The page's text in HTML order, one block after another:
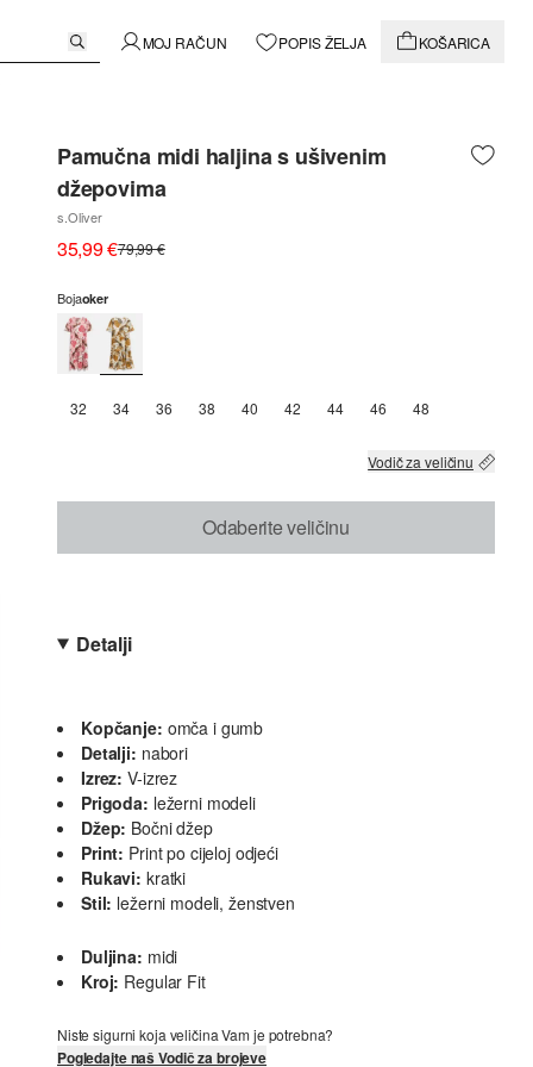
MOJ RAČUN POPIS ŽELJA KOŠARICA
Pamučna midi haljina s ušivenim
džepovima
s.Oliver
35,99 €79,99 €
Bojaoker
32 34 36 38 40 42 44 46 48
Vodič za veličinu
Odaberite veličinu
Detalji
Kopčanje: omča i gumb
Detalji: nabori
Izrez: V-izrez
Prigoda: ležerni modeli
Džep: Bočni džep
Print: Print po cijeloj odjeći
Rukavi: kratki
Stil: ležerni modeli, ženstven
Duljina: midi
Kroj: Regular Fit
Niste sigurni koja veličina Vam je potrebna?
Pogledajte naš Vodič za brojeve